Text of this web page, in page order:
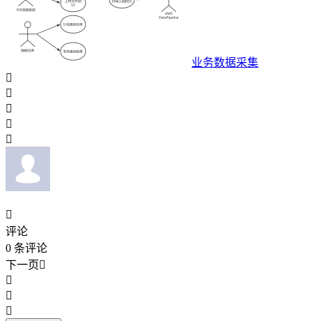
业务数据采集






评论
0 条评论
下一页


